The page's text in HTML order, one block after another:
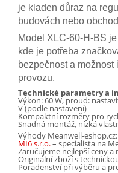
je kladen důraz na
budovách nebo
Model XLC-60-H-BS
kde je potřeba
bezpečnost a
provozu.
Technické parametry a
Výkon: 60 W, proud:
V (podle nastavení)
Kompaktní rozměry pro
Snadná montáž, nízká
Výhody Meanwell‑eshop.cz:
MI6 s.r.o.– specialista na
Zaručujeme nejlepší ceny a
Originální zboží s
Poradenství při výběru a